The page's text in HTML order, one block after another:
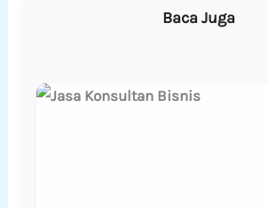
Baca Juga